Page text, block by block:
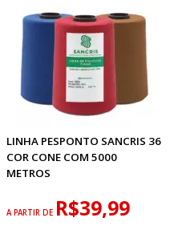
LINHA PESPONTO SANCRIS 36
COR CONE COM 5000
METROS
A PARTIR DE R$39,99